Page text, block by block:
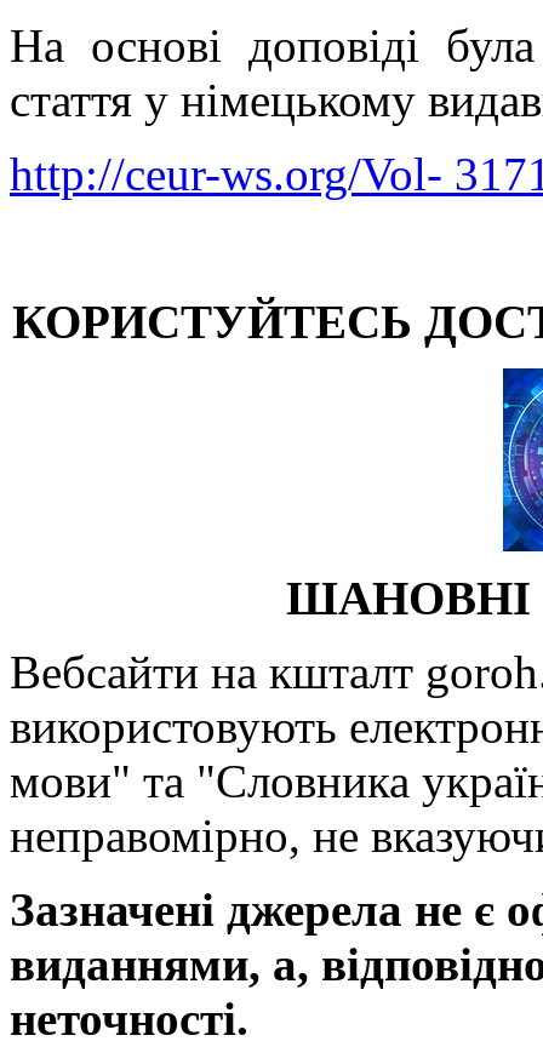
На основі доповіді
стаття у німецькому
http://ceur-ws.org/Vol-
КОРИСТУЙТЕСЬ
ШАНОВНІ
Вебсайти на кшталт
використовують
мови" та "Словника
неправомірно, не
Зазначені джерела не є
виданнями, а,
неточності.